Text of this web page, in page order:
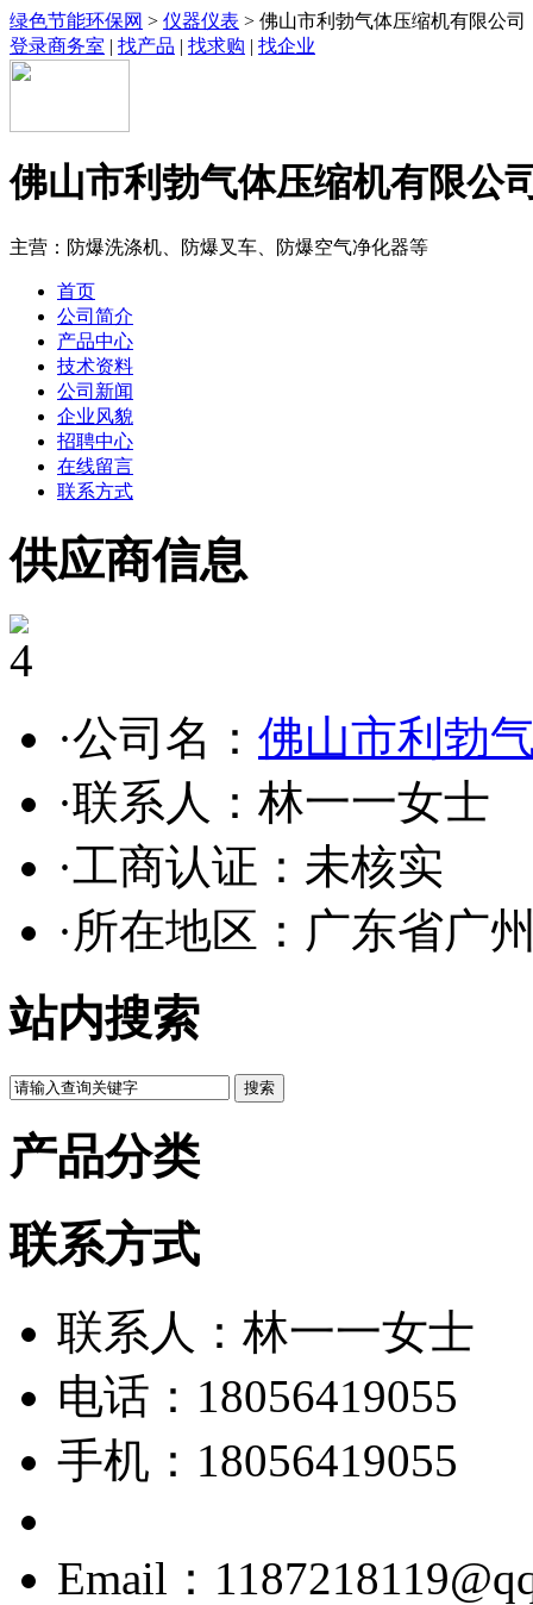
绿色节能环保网 > 仪器仪表 > 佛山市利勃气体压缩机有限公司
登录商务室 | 找产品 | 找求购 | 找企业
佛山市利勃气体压缩机有限公
主营：防爆洗涤机、防爆叉车、防爆空气净化器等
首页
公司简介
产品中心
技术资料
公司新闻
企业风貌
招聘中心
在线留言
联系方式
供应商信息
4
·公司名： 佛山市利勃
·联系人：林一一女士
·工商认证： 未核实
·所在地区：广东省广
站内搜索
产品分类
联系方式
联系人：林一一女士
电话：18056419055
手机：18056419055
Email：